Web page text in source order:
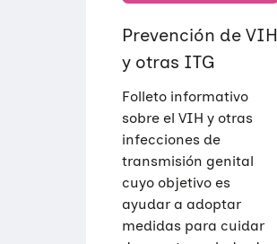
Prevención de VIH
y otras ITG
Folleto informativo
sobre el VIH y otras
infecciones de
transmisión genital
cuyo objetivo es
ayudar a adoptar
medidas para cuidar